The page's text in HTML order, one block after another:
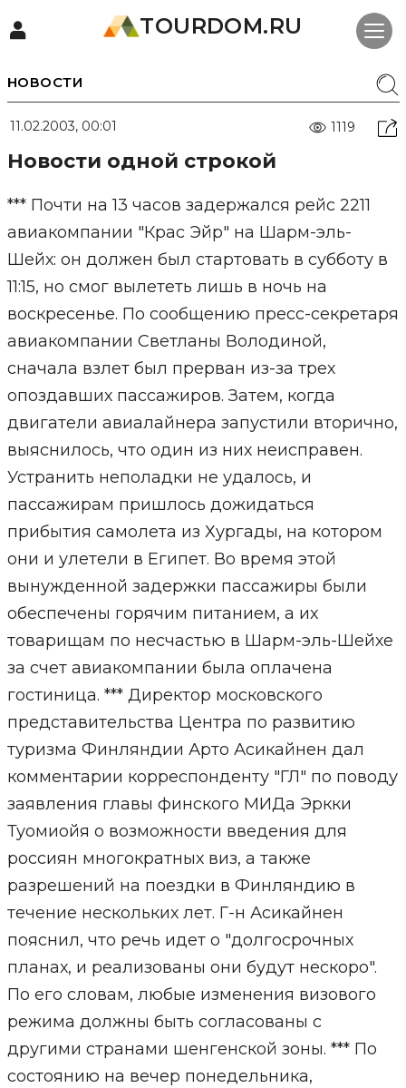
TOURDOM.RU
НОВОСТИ
11.02.2003, 00:01 1119
Новости одной строкой
*** Почти на 13 часов задержался рейс 2211
авиакомпании "Крас Эйр" на Шарм-эль-
Шейх: он должен был стартовать в субботу в
11:15, но смог вылететь лишь в ночь на
воскресенье. По сообщению пресс-секретаря
авиакомпании Светланы Володиной,
сначала взлет был прерван из-за трех
опоздавших пассажиров. Затем, когда
двигатели авиалайнера запустили вторично,
выяснилось, что один из них неисправен.
Устранить неполадки не удалось, и
пассажирам пришлось дожидаться
прибытия самолета из Хургады, на котором
они и улетели в Египет. Во время этой
вынужденной задержки пассажиры были
обеспечены горячим питанием, а их
товарищам по несчастью в Шарм-эль-Шейхе
за счет авиакомпании была оплачена
гостиница. *** Директор московского
представительства Центра по развитию
туризма Финляндии Арто Асикайнен дал
комментарии корреспонденту "ГЛ" по поводу
заявления главы финского МИДа Эркки
Туомиойя о возможности введения для
россиян многократных виз, а также
разрешений на поездки в Финляндию в
течение нескольких лет. Г-н Асикайнен
пояснил, что речь идет о "долгосрочных
планах, и реализованы они будут нескоро".
По его словам, любые изменения визового
режима должны быть согласованы с
другими странами шенгенской зоны. *** По
состоянию на вечер понедельника,